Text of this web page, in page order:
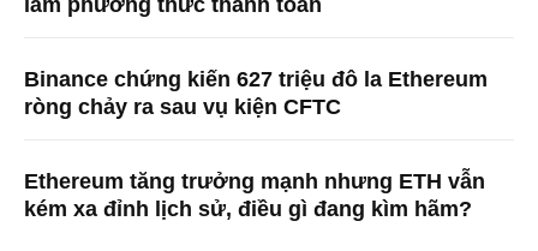
làm phương thức thanh toán
Binance chứng kiến ​​627 triệu đô la Ethereum
ròng chảy ra sau vụ kiện CFTC
Ethereum tăng trưởng mạnh nhưng ETH vẫn
kém xa đỉnh lịch sử, điều gì đang kìm hãm?